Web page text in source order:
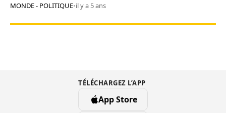
MONDE - POLITIQUE•il y a 5 ans
TÉLÉCHARGEZ L’APP
App Store